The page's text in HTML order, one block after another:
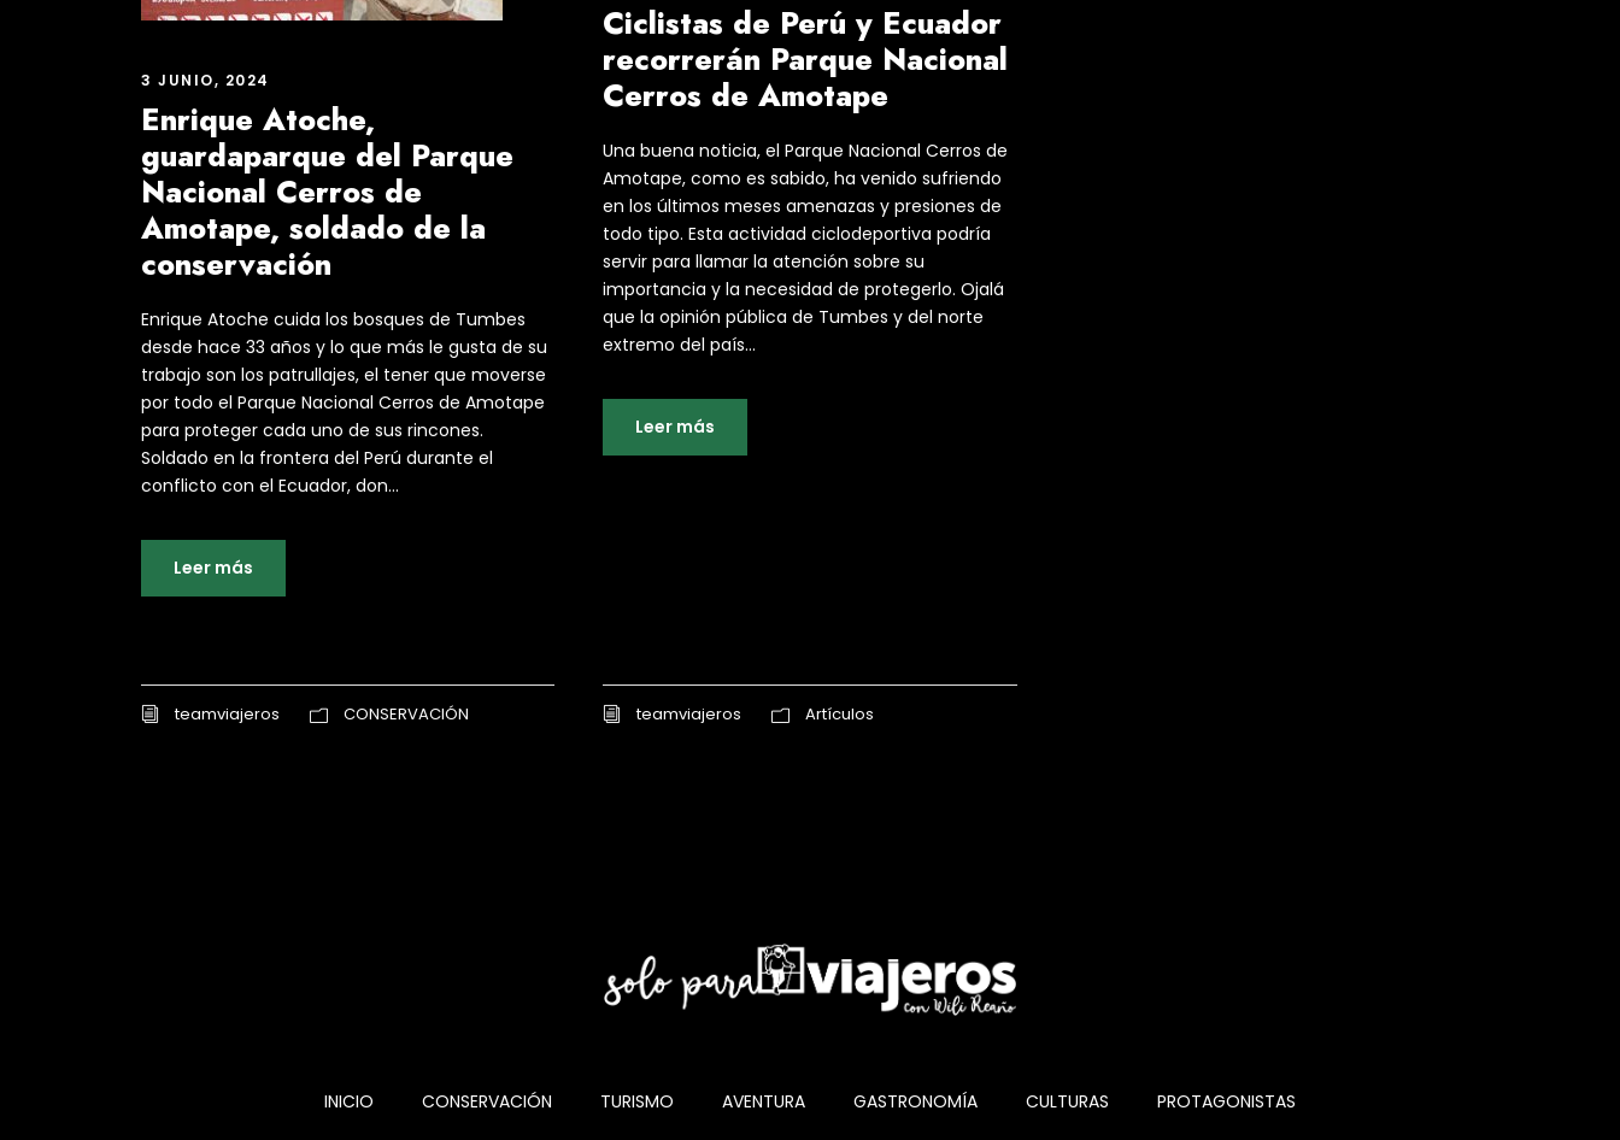
3 JUNIO, 2024
Enrique Atoche,
guardaparque del Parque
Nacional Cerros de
Amotape, soldado de la
conservación
Enrique Atoche cuida los bosques de Tumbes
desde hace 33 años y lo que más le gusta de su
trabajo son los patrullajes, el tener que moverse
por todo el Parque Nacional Cerros de Amotape
para proteger cada uno de sus rincones.
Soldado en la frontera del Perú durante el
conflicto con el Ecuador, don...
Leer más
teamviajeros CONSERVACIÓN
Ciclistas de Perú y Ecuador
recorrerán Parque Nacional
Cerros de Amotape
Una buena noticia, el Parque Nacional Cerros de
Amotape, como es sabido, ha venido sufriendo
en los últimos meses amenazas y presiones de
todo tipo. Esta actividad ciclodeportiva podría
servir para llamar la atención sobre su
importancia y la necesidad de protegerlo. Ojalá
que la opinión pública de Tumbes y del norte
extremo del país...
Leer más
teamviajeros Artículos
INICIO CONSERVACIÓN TURISMO AVENTURA GASTRONOMÍA CULTURAS PROTAGONISTAS